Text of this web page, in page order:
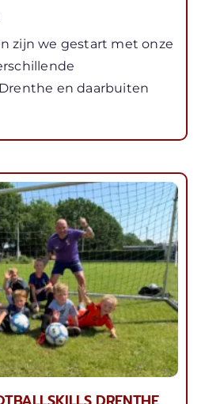
zijn we gestart met onze
en daarbuiten